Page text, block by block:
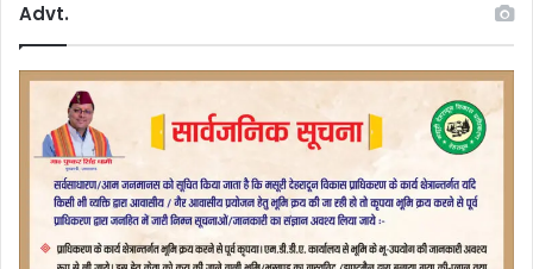
Advt.